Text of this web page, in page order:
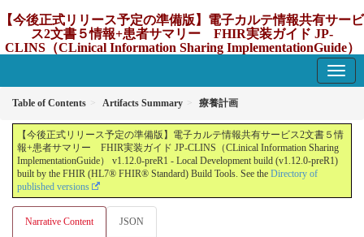
【今後正式リリース予定の準備版】電子カルテ情報共有サービ
ス2文書５情報+患者サマリー FHIR実装ガイド JP-
CLINS（CLinical Information Sharing ImplementationGuide）
Table of Contents Artifacts Summary 療養計画
【今後正式リリース予定の準備版】電子カルテ情報共有サービス2文書５情
報+患者サマリー FHIR実装ガイド JP-CLINS（CLinical Information Sharing
ImplementationGuide） v1.12.0-preR1 - Local Development build (v1.12.0-preR1)
built by the FHIR (HL7® FHIR® Standard) Build Tools. See the Directory of
published versions
Narrative Content JSON